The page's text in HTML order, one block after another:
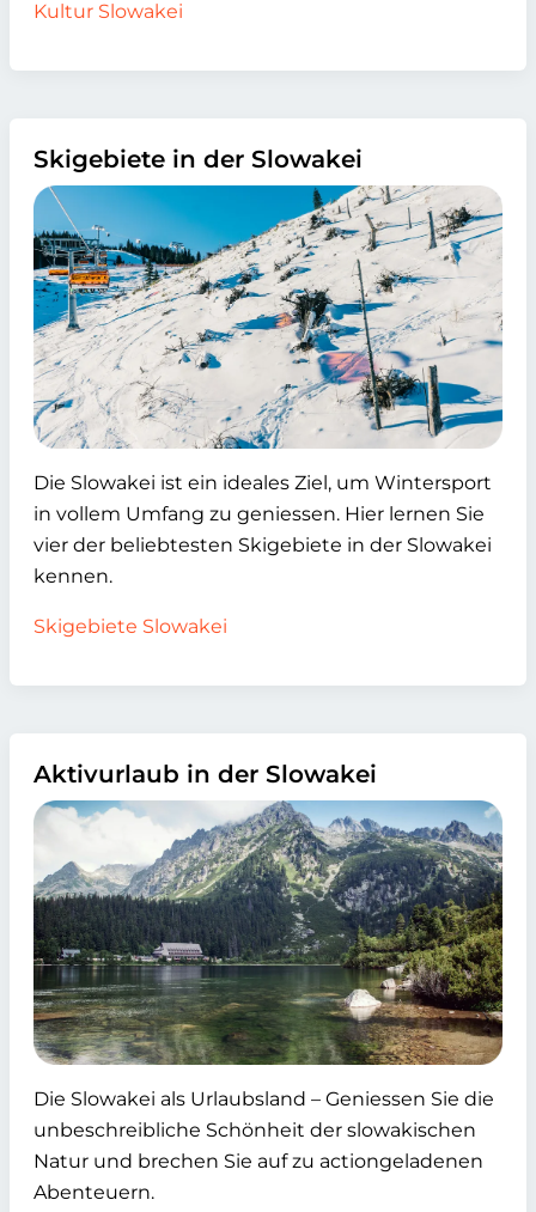
Kultur Slowakei
Skigebiete in der Slowakei
Die Slowakei ist ein ideales Ziel, um Wintersport
in vollem Umfang zu geniessen. Hier lernen Sie
vier der beliebtesten Skigebiete in der Slowakei
kennen.
Skigebiete Slowakei
Aktivurlaub in der Slowakei
Die Slowakei als Urlaubsland – Geniessen Sie die
unbeschreibliche Schönheit der slowakischen
Natur und brechen Sie auf zu actiongeladenen
Abenteuern.